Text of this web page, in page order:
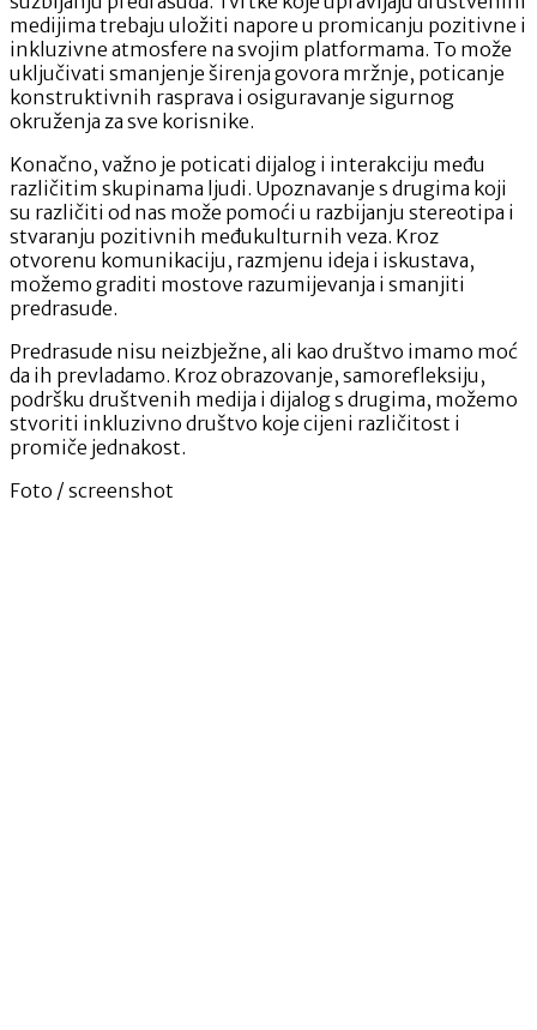
medijima trebaju uložiti napore u promicanju pozitivne i
inkluzivne atmosfere na svojim platformama. To može
uključivati ​​smanjenje širenja govora mržnje, poticanje
konstruktivnih rasprava i osiguravanje sigurnog
okruženja za sve korisnike.
Konačno, važno je poticati dijalog i interakciju među
različitim skupinama ljudi. Upoznavanje s drugima koji
su različiti od nas može pomoći u razbijanju stereotipa i
stvaranju pozitivnih međukulturnih veza. Kroz
otvorenu komunikaciju, razmjenu ideja i iskustava,
možemo graditi mostove razumijevanja i smanjiti
predrasude.
Predrasude nisu neizbježne, ali kao društvo imamo moć
da ih prevladamo. Kroz obrazovanje, samorefleksiju,
podršku društvenih medija i dijalog s drugima, možemo
stvoriti inkluzivno društvo koje cijeni različitost i
promiče jednakost.
Foto / screenshot